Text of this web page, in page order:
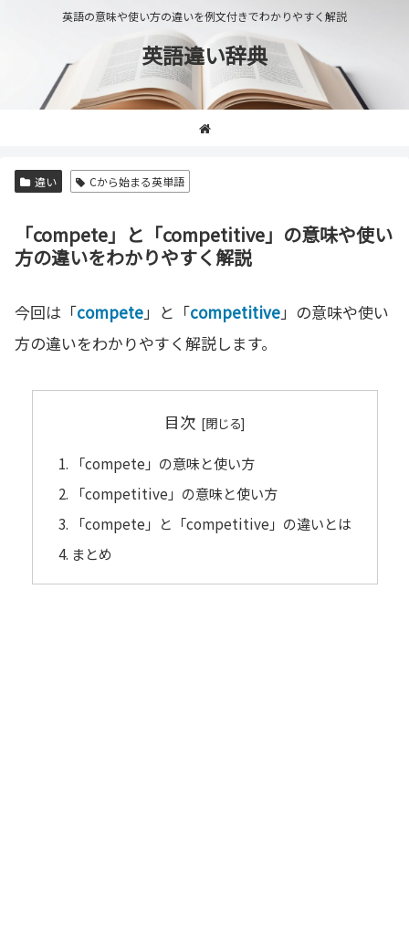
英語の意味や使い方の違いを例文付きでわかりやすく解説
英語違い辞典
違い Cから始まる英単語
「compete」と「competitive」の意味や使い
方の違いをわかりやすく解説
今回は「compete」と「competitive」の意味や使い
方の違いをわかりやすく解説します。
目次
「compete」の意味と使い方
「competitive」の意味と使い方
「compete」と「competitive」の違いとは
まとめ